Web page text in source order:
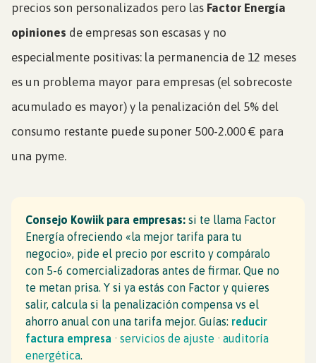
precios son personalizados pero las Factor Energía
opiniones de empresas son escasas y no
especialmente positivas: la permanencia de 12 meses
es un problema mayor para empresas (el sobrecoste
acumulado es mayor) y la penalización del 5% del
consumo restante puede suponer 500-2.000 € para
una pyme.
Consejo Kowiik para empresas: si te llama Factor
Energía ofreciendo «la mejor tarifa para tu
negocio», pide el precio por escrito y compáralo
con 5-6 comercializadoras antes de firmar. Que no
te metan prisa. Y si ya estás con Factor y quieres
salir, calcula si la penalización compensa vs el
ahorro anual con una tarifa mejor. Guías: reducir
factura empresa · servicios de ajuste · auditoría
energética.